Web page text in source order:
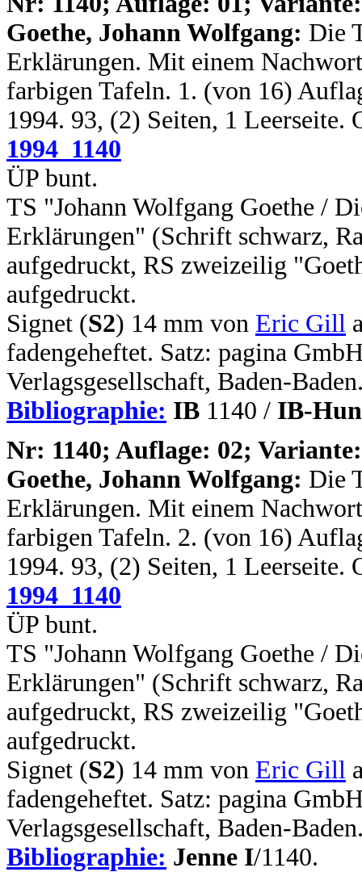
Goethe, Johann Wolfgang: Die
Erklärungen. Mit einem
farbigen Tafeln. 1. (von 16)
1994. 93, (2) Seiten, 1 Leerseite.
1994_1140
ÜP bunt.
TS "Johann Wolfgang Goethe /
Erklärungen" (Schrift schwarz,
aufgedruckt, RS zweizeilig
aufgedruckt.
Signet (S2) 14 mm von Eric Gill
fadengeheftet. Satz: pagina
Verlagsgesellschaft, Baden-
Bibliographie: IB 1140 / IB-
Nr: 1140; Auflage: 02;
Goethe, Johann Wolfgang: Die
Erklärungen. Mit einem
farbigen Tafeln. 2. (von 16)
1994. 93, (2) Seiten, 1 Leerseite.
1994_1140
ÜP bunt.
TS "Johann Wolfgang Goethe /
Erklärungen" (Schrift schwarz,
aufgedruckt, RS zweizeilig
aufgedruckt.
Signet (S2) 14 mm von Eric Gill
fadengeheftet. Satz: pagina
Verlagsgesellschaft, Baden-
Bibliographie: Jenne I/1140.